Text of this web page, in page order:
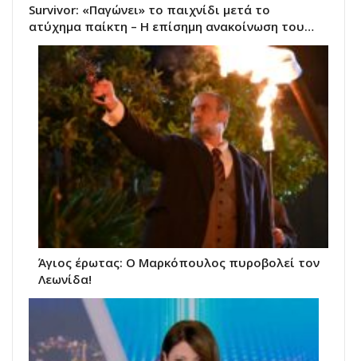
Survivor: «Παγώνει» το παιχνίδι μετά το
ατύχημα παίκτη – Η επίσημη ανακοίνωση του…
Άγιος έρωτας: Ο Μαρκόπουλος πυροβολεί τον
Λεωνίδα!